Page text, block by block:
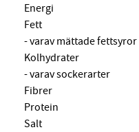
Energi
Fett
- varav mättade fettsyror
Kolhydrater
- varav sockerarter
Fibrer
Protein
Salt